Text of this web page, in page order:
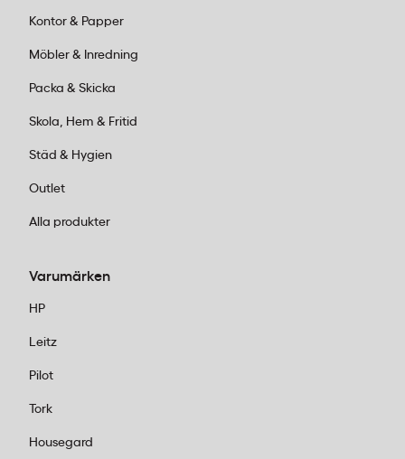
Kontor & Papper
Möbler & Inredning
Packa & Skicka
Skola, Hem & Fritid
Städ & Hygien
Outlet
Alla produkter
Varumärken
HP
Leitz
Pilot
Tork
Housegard